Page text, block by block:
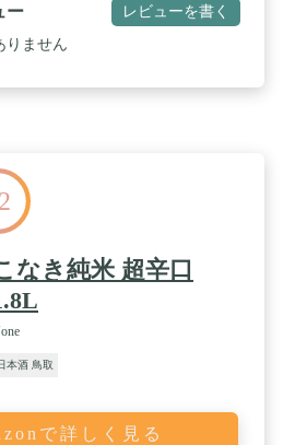
ー レビューを書く
りません
なき純米 超辛口
本酒 鳥取
で詳しく見る